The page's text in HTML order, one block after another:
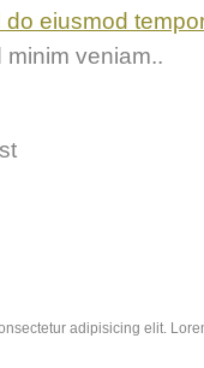
do eiusmod
veniam..
adipisicing elit.